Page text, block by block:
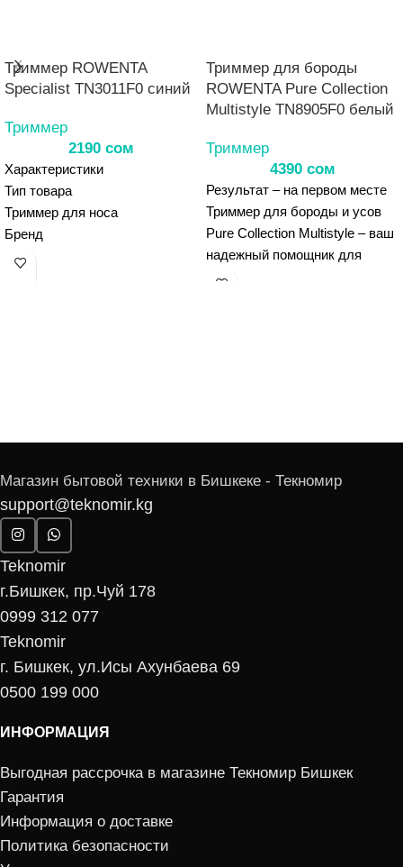
Триммер ROWENTA
Specialist TN3011F0 синий
Триммер
2190 сом
Характеристики
Тип товара
Триммер для носа
Бренд
Rowenta
душе
Способ бритья
Сухой
Материал лезвий
Нержавеющая сталь
Покрытие лезвия
Стальное покрытие
Материал корпуса
Пластик
Гарантия
Страна производства
Вес, кг, без упаковки
0.05
Вес, кг, с упаковкой
0.14
Размеры (ДxШxВ), см, с
Триммер для бороды
ROWENTA Pure Collection
Multistyle TN8905F0 белый
Триммер
4390 сом
Результат – на первом месте
Триммер для бороды и усов
Pure Collection Multistylе – ваш
надежный помощник для
ухода за растительностью на
минимальная длина стрижки 1
мм позволяют воплотить
Неизменное качество стрижки
Магазин бытовой техники в Бишкеке - Текномир
support@teknomir.kg
Teknomir
г.Бишкек, пр.Чуй 178
0999 312 077
Teknomir
г. Бишкек, ул.Исы Ахунбаева 69
0500 199 000
ИНФОРМАЦИЯ
Выгодная рассрочка в магазине Текномир Бишкек
Гарантия
Информация о доставке
Политика безопасности